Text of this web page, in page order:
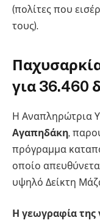
(πολίτες που
τους).
για 36.460
Η Αναπληρώτρια
Αγαπηδάκη,
πρόγραμμα
οποίο
υψηλό Δείκτη
Η γεωγραφία της